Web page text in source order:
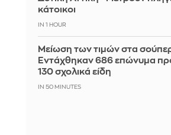
κάτοικοι
IN 1 HOUR
Μείωση των τιμών στα
Εντάχθηκαν 686 επώνυμα
130 σχολικά είδη
IN 50 MINUTES